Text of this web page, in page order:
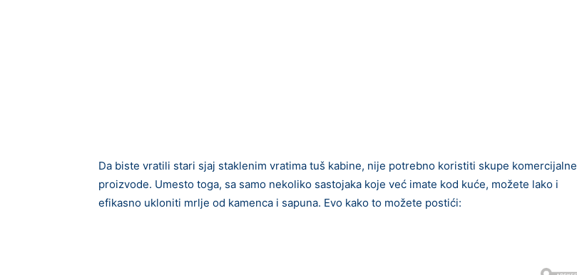
Da biste vratili stari sjaj staklenim vratima tuš kabine, nije potrebno koristiti skupe komercijalne
proizvode. Umesto toga, sa samo nekoliko sastojaka koje već imate kod kuće, možete lako i
efikasno ukloniti mrlje od kamenca i sapuna. Evo kako to možete postići: